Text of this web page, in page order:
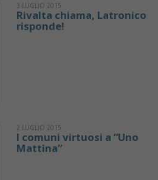
3 LUGLIO 2015
Rivalta chiama, Latronico
risponde!
2 LUGLIO 2015
I comuni virtuosi a “Uno
Mattina”